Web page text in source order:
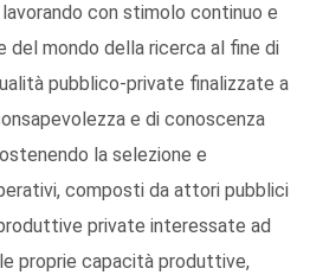
con stimolo continuo e
mondo della ricerca al fine di
pubblico-private finalizzate a
e di conoscenza
la selezione e
composti da attori pubblici
private interessate ad
proprie capacità produttive,